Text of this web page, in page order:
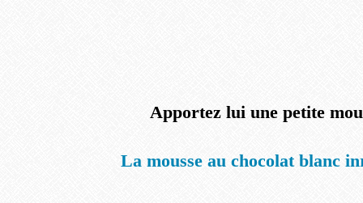
Apportez lui une petite
La mousse au chocolat blanc